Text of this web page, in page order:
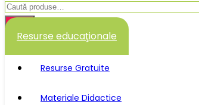
Caută
Resurse educaţionale
Resurse Gratuite
Materiale Didactice